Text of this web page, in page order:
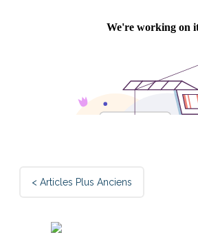
Post
< Articles Plus Anciens